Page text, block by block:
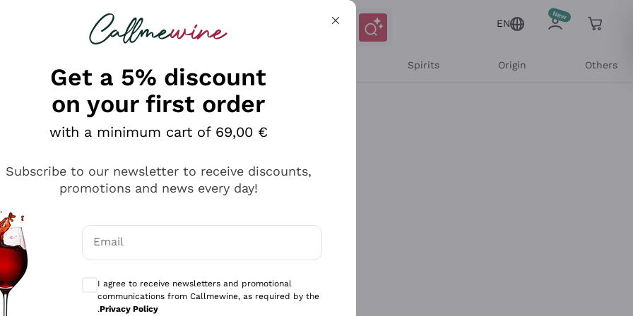
looking for
EN
Spirits Origin Others
Get a 5% discount
on your first order
with a minimum cart of 69,00 €
Subscribe to our newsletter to receive discounts,
promotions and news every day!
Email
I agree to receive newsletters and promotional
communications from Callmewine, as required by the
.Privacy Policy